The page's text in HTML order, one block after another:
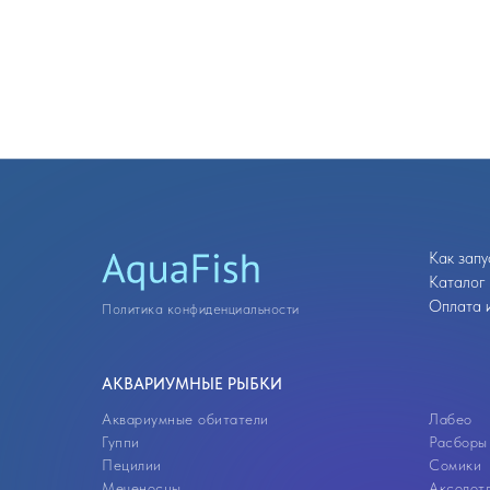
Политика конфиденциальности
Как
Каталог
Оплата
Аквариумные обитатели
Гуппи
Пецилии
Лабео
Расборы
Сомики
АКВАРИУМНЫЕ РЫБКИ